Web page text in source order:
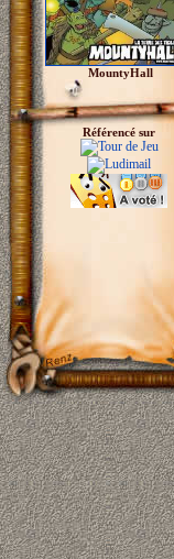
MountyHall
Référencé sur